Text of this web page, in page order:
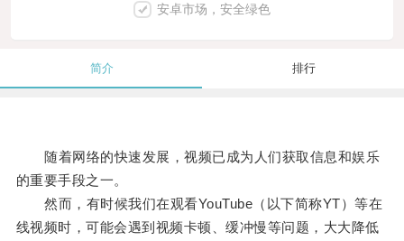
安卓市场，安全绿色
简介 排行
随着网络的快速发展，视频已成为人们获取信息和娱乐
的重要手段之一。
然而，有时候我们在观看YouTube（以下简称YT）等在
线视频时，可能会遇到视频卡顿、缓冲慢等问题，大大降低